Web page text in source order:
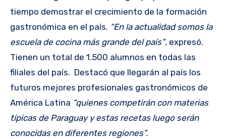
tiempo demostrar el crecimiento de la formación
gastronómica en el país. “En la actualidad somos la
escuela de cocina más grande del país”, expresó.
Tienen un total de 1.500 alumnos en todas las
filiales del país. Destacó que llegarán al país los
futuros mejores profesionales gastronómicos de
América Latina “quienes competirán con materias
típicas de Paraguay y estas recetas luego serán
conocidas en diferentes regiones”.